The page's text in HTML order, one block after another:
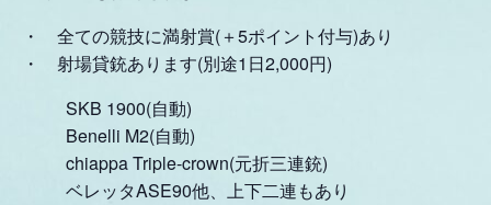
・ 全ての競技に満射賞(＋5ポイント付与)あり
・ 射場貸銃あります(別途1日2,000円)
SKB 1900(自動)
Benelli M2(自動)
chiappa Triple-crown(元折三連銃)
ベレッタASE90他、上下二連もあり